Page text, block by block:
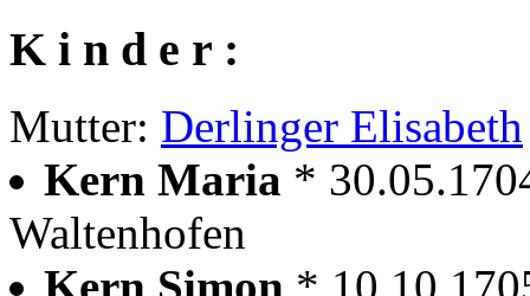
K i n d e r :
Mutter: Derlinger Elisabeth
Kern Maria *
Waltenhofen
Kern Simon *